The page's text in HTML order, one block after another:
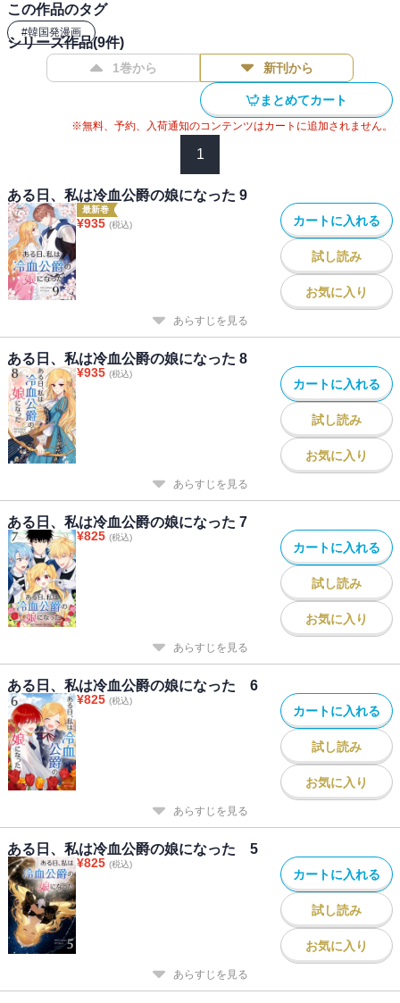
この作品のタグ
#韓国発漫画
シリーズ作品(9件)
1巻から 新刊から
まとめてカート
※無料、予約、入荷通知のコンテンツはカートに追加されません。
1
ある日、私は冷血公爵の娘になった 9
最新巻
¥935 (税込) カートに入れる
試し読み
お気に入り
あらすじを見る
ある日、私は冷血公爵の娘になった 8
¥935 (税込)
カートに入れる
試し読み
お気に入り
あらすじを見る
ある日、私は冷血公爵の娘になった 7
¥825 (税込)
カートに入れる
試し読み
お気に入り
あらすじを見る
ある日、私は冷血公爵の娘になった 6
¥825 (税込)
カートに入れる
試し読み
お気に入り
あらすじを見る
ある日、私は冷血公爵の娘になった 5
¥825 (税込)
カートに入れる
試し読み
お気に入り
あらすじを見る